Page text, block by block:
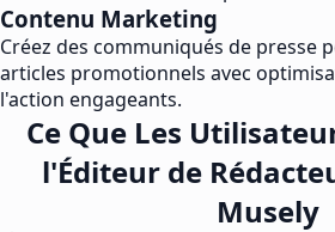
Contenu Marketing
Créez des communiqués de presse
articles promotionnels avec
l'action engageants.
Ce Que Les
l'Éditeur de
Musely